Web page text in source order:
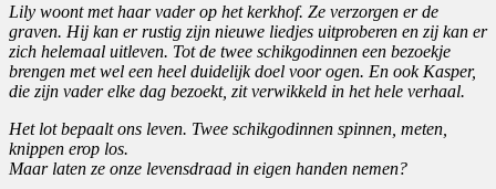
Lily woont met haar vader op het kerkhof. Ze verzorgen er de
graven. Hij kan er rustig zijn nieuwe liedjes uitproberen en zij kan er
zich helemaal uitleven. Tot de twee schikgodinnen een bezoekje
brengen met wel een heel duidelijk doel voor ogen. En ook Kasper,
die zijn vader elke dag bezoekt, zit verwikkeld in het hele verhaal.
Het lot bepaalt ons leven. Twee schikgodinnen spinnen, meten,
knippen erop los.
Maar laten ze onze levensdraad in eigen handen nemen?